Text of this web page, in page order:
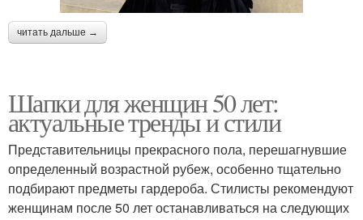
читать дальше →
Шапки для женщин 50 лет:
актуальные тренды и стили
Представительницы прекрасного пола, перешагнувшие
определенный возрастной рубеж, особенно тщательно
подбирают предметы гардероба. Стилисты рекомендуют
женщинам после 50 лет останавливаться на следующих